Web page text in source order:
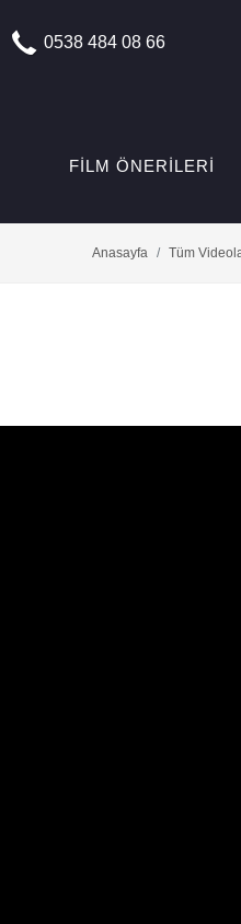
0538 484 08 66
FILM ÖNERILERI
Anasayfa Tüm